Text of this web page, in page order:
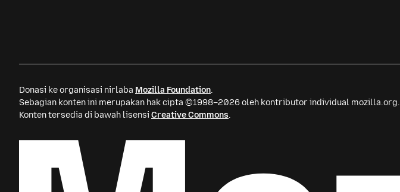
Donasi ke organisasi nirlaba Mozilla Foundation.
Sebagian konten ini merupakan hak cipta ©1998–2026 oleh kontributor individual mozilla.org.
Konten tersedia di bawah lisensi Creative Commons.